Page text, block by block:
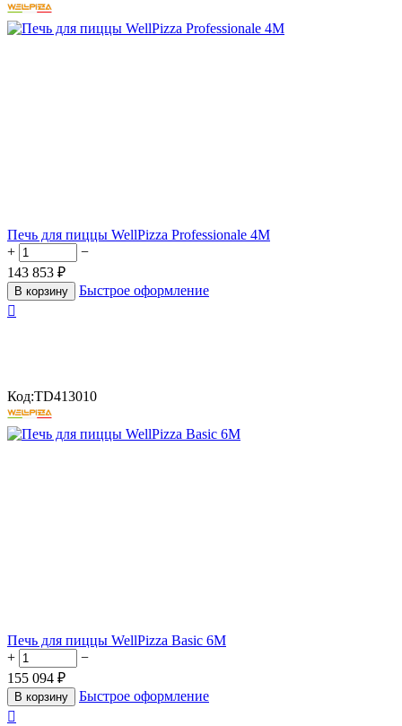
Печь для пиццы WellPizza Professionale 4М
+
−
143 853 ₽
В корзину
Быстрое оформление

Код:TD413010
Печь для пиццы WellPizza Basic 6M
+
−
155 094 ₽
В корзину
Быстрое оформление
